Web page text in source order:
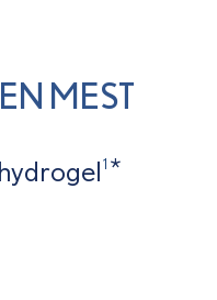
MEST
1 *